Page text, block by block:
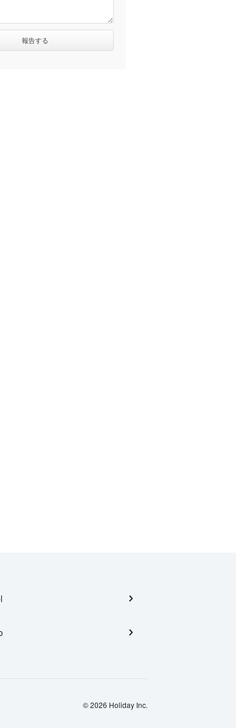
© 2026 Holiday Inc.